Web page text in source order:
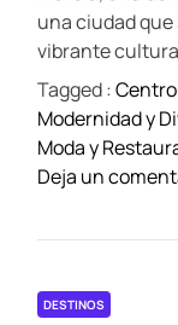
una ciudad
vibrante
Tagged :
Modernidad y
Moda y
Deja un
DESTINOS